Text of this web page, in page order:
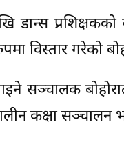
डान्स
विस्तार गरेको
सञ्चालक
कक्षा